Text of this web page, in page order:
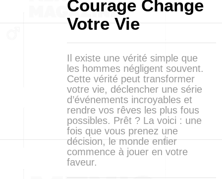
Courage Change
Votre Vie
Il existe une vérité simple que
les hommes négligent souvent.
Cette vérité peut transformer
votre vie, déclencher une série
d’événements incroyables et
rendre vos rêves les plus fous
possibles. Prêt ? La voici : une
fois que vous prenez une
décision, le monde entier
commence à jouer en votre
faveur.